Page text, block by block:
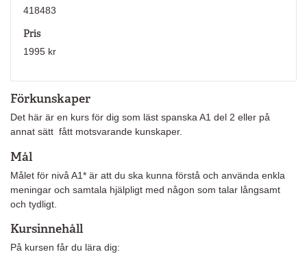
Förkunskaper
Det här är en kurs för dig som läst spanska A1 del 2 eller på
annat sätt fått motsvarande kunskaper.
Mål
Målet för nivå A1* är att du ska kunna förstå och använda enkla
meningar och samtala hjälpligt med någon som talar långsamt
och tydligt.
Kursinnehåll
På kursen får du lära dig:
418483
Pris
1995 kr